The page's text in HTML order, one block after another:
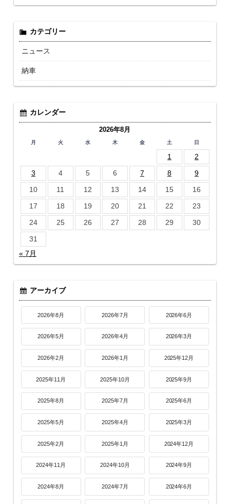
カテゴリー
ニュース
納車
カレンダー
2026年8月
月 火 水 木 金 土 日
1
2
3
4 5 6 7 8
9
10
11 12 13 14 15
16
17
18 19 20 21 22
23
24
25 26 27 28 29
30
31
« 7月
アーカイブ
2026年8月 2026年7月 2026年6月
2026年5月 2026年4月 2026年3月
2026年2月 2026年1月 2025年12月
2025年11月 2025年10月 2025年9月
2025年8月 2025年7月 2025年6月
2025年5月 2025年4月 2025年3月
2025年2月 2025年1月 2024年12月
2024年11月 2024年10月 2024年9月
2024年8月 2024年7月 2024年6月